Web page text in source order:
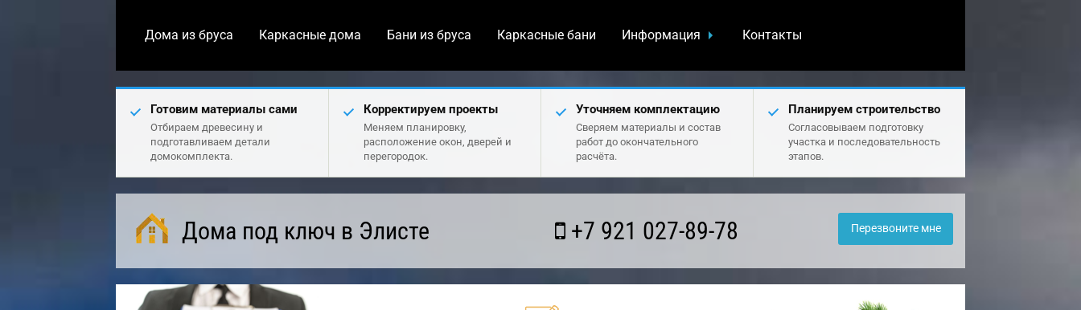
Дома из бруса Каркасные дома Бани из бруса Каркасные бани Информация Контакты
Готовим материалы сами
Отбираем древесину и
подготавливаем детали
домокомплекта.
Корректируем проекты
Меняем планировку,
расположение окон, дверей и
перегородок.
Уточняем комплектацию
Сверяем материалы и состав
работ до окончательного
расчёта.
Планируем строительство
Согласовываем подготовку
участка и последовательность
этапов.
Дома под ключ в Элисте +7 921 027-89-78 Перезвоните мне